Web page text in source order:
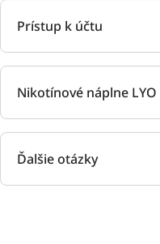
Prístup k účtu
Nikotínové náplne LYO
Ďalšie otázky